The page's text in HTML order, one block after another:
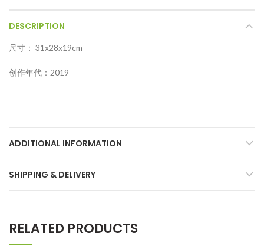
DESCRIPTION
尺寸： 31x28x19cm
创作年代：2019
ADDITIONAL INFORMATION
SHIPPING & DELIVERY
RELATED PRODUCTS